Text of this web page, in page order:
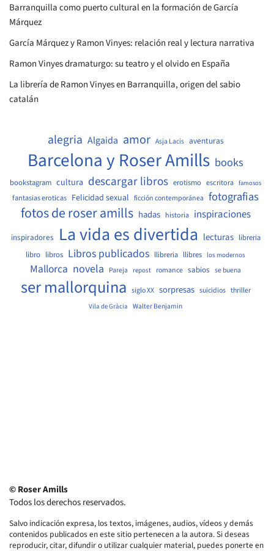
Barranquilla como puerto cultural en la formación de García
Márquez
García Márquez y Ramon Vinyes: relación real y lectura narrativa
Ramon Vinyes dramaturgo: su teatro y el olvido en España
La librería de Ramon Vinyes en Barranquilla, origen del sabio
catalán
alegria Algaida amor Asja Lacis aventuras
Barcelona y Roser Amills books
bookstagram cultura descargar libros erotismo escritora famosos
fantasias eroticas Felicidad sexual ficción contemporánea fotografias
fotos de roser amills hadas historia inspiraciones
inspiradores La vida es divertida lecturas libreria
libro libros Libros publicados llibreria llibres los modernos
Mallorca novela Pareja repost romance sabios se buena
ser mallorquina siglo XX sorpresas suicidios thriller
Vila de Gràcia Walter Benjamin
© Roser Amills
Todos los derechos reservados.
Salvo indicación expresa, los textos, imágenes, audios, vídeos y demás
contenidos publicados en este sitio pertenecen a la autora. Si deseas
reproducir, citar, difundir o utilizar cualquier material, puedes ponerte en